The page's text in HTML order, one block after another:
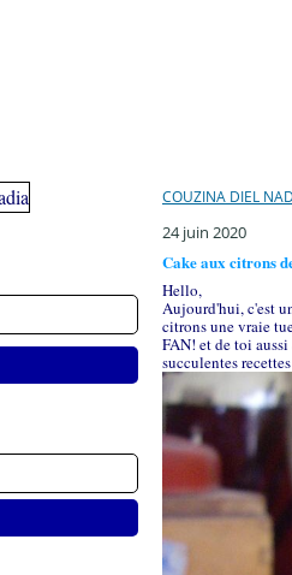
COUZINA DIEL
24 juin 2020
Cake aux citrons
Hello,
Aujourd'hui, c'est
citrons une vraie
FAN! et de toi
succulentes